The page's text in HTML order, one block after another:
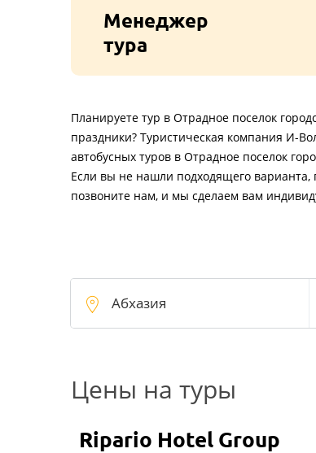
Менеджер
тура
Планируете тур в Отрадное поселок
праздники? Туристическая компания И-
автобусных туров в Отрадное поселок
Если вы не нашли подходящего варианта,
позвоните нам, и мы сделаем вам
Цены на туры
Ripario Hotel Group